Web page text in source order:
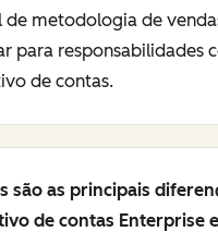
metodologia de
para responsabilidades
de contas.
são as principais
de contas Enterprise